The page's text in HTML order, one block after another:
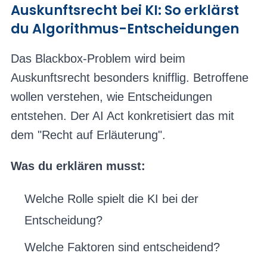
Auskunftsrecht bei KI: So erklärst
du Algorithmus-Entscheidungen
Das Blackbox-Problem wird beim
Auskunftsrecht besonders knifflig. Betroffene
wollen verstehen, wie Entscheidungen
entstehen. Der AI Act konkretisiert das mit
dem "Recht auf Erläuterung".
Was du erklären musst:
Welche Rolle spielt die KI bei der
Entscheidung?
Welche Faktoren sind entscheidend?